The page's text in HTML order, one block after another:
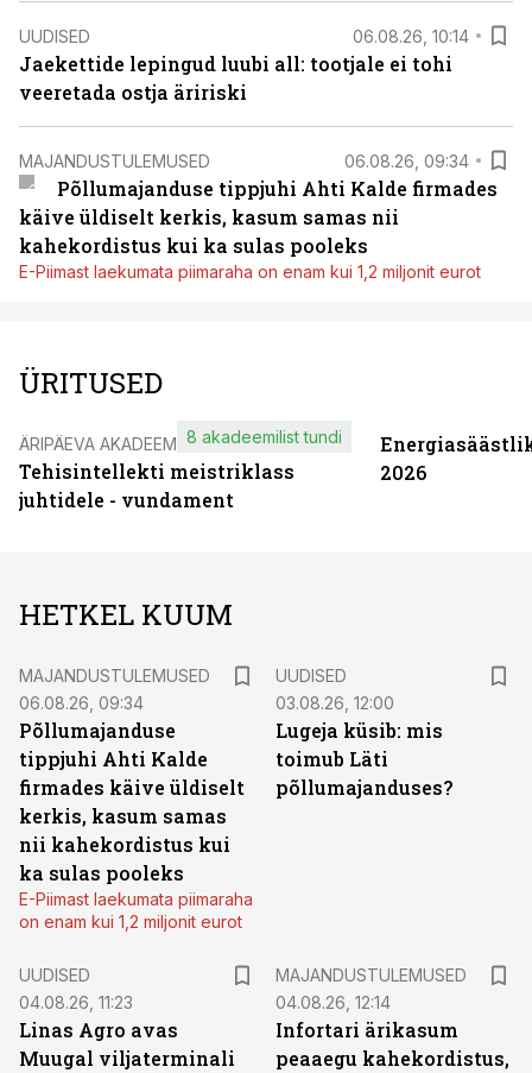
UUDISED 06.08.26, 10:14
Jaekettide lepingud luubi all: tootjale ei tohi
veeretada ostja äririski
MAJANDUSTULEMUSED 06.08.26, 09:34
Põllumajanduse tippjuhi Ahti Kalde firmades
käive üldiselt kerkis, kasum samas nii
kahekordistus kui ka sulas pooleks
E-Piimast laekumata piimaraha on enam kui 1,2 miljonit eurot
ÜRITUSED
ÄRIPÄEVA AKADEEMIA
Tehisintellekti meistriklass
juhtidele - vundament
8 akadeemilist tundi
2026
HETKEL KUUM
MAJANDUSTULEMUSED
06.08.26, 09:34
Põllumajanduse
tippjuhi Ahti Kalde
firmades käive üldiselt
kerkis, kasum samas
nii kahekordistus kui
ka sulas pooleks
E-Piimast laekumata piimaraha
on enam kui 1,2 miljonit eurot
UUDISED
03.08.26, 12:00
Lugeja küsib: mis
toimub Läti
põllumajanduses?
UUDISED
04.08.26, 11:23
Linas Agro avas
Muugal viljaterminali
MAJANDUSTULEMUSED
04.08.26, 12:14
Infortari ärikasum
peaaegu kahekordistus,